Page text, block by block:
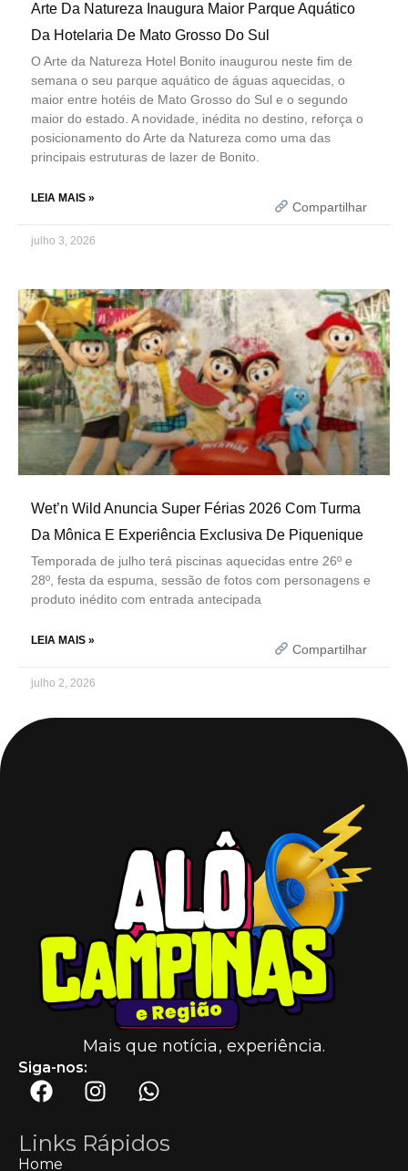
Arte Da Natureza Inaugura Maior Parque Aquático
Da Hotelaria De Mato Grosso Do Sul
O Arte da Natureza Hotel Bonito inaugurou neste fim de
semana o seu parque aquático de águas aquecidas, o
maior entre hotéis de Mato Grosso do Sul e o segundo
maior do estado. A novidade, inédita no destino, reforça o
posicionamento do Arte da Natureza como uma das
principais estruturas de lazer de Bonito.
LEIA MAIS »
Compartilhar
julho 3, 2026
Wet’n Wild Anuncia Super Férias 2026 Com Turma
Da Mônica E Experiência Exclusiva De Piquenique
Temporada de julho terá piscinas aquecidas entre 26º e
28º, festa da espuma, sessão de fotos com personagens e
produto inédito com entrada antecipada
LEIA MAIS »
Compartilhar
julho 2, 2026
Mais que notícia, experiência.
Siga-nos:
Links Rápidos
Home